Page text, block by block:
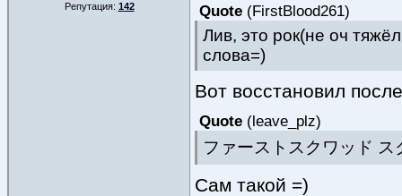
Репутация: 142 Quote (FirstBlood261)
Лив, это рок(не оч
слова=)
Вот восстановил
Quote (leave_plz)
ファーストスクワッド
Сам такой =)